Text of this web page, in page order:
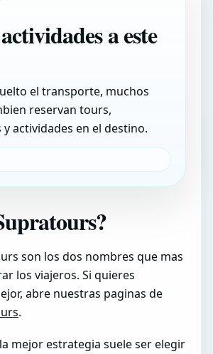
a este
el transporte, muchos
reservan tours,
actividades en el destino.
son los dos nombres que mas
los viajeros. Si quieres
abre nuestras paginas de
.
mejor estrategia suele ser elegir